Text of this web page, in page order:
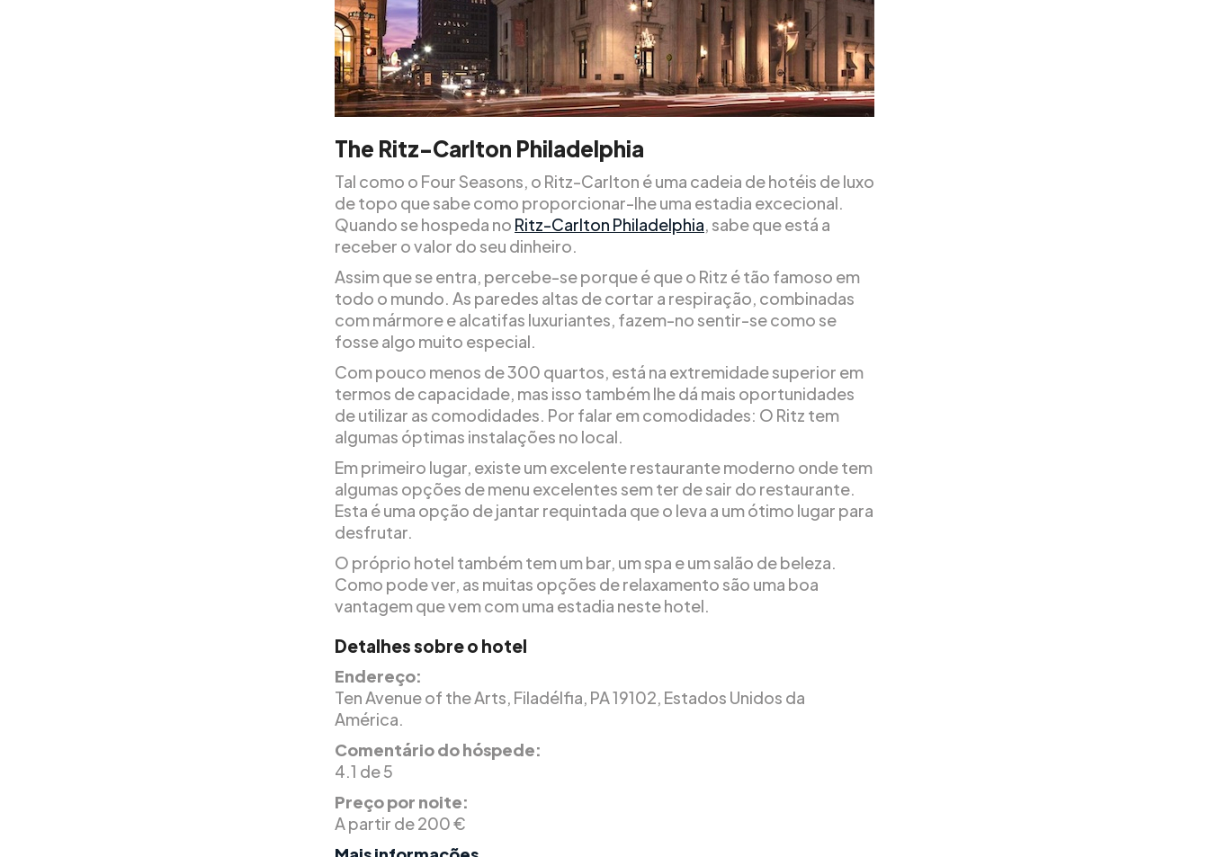
The Ritz-Carlton Philadelphia
Tal como o Four Seasons, o Ritz-Carlton é uma cadeia de hotéis de luxo
de topo que sabe como proporcionar-lhe uma estadia excecional.
Quando se hospeda no Ritz-Carlton Philadelphia, sabe que está a
receber o valor do seu dinheiro.
Assim que se entra, percebe-se porque é que o Ritz é tão famoso em
todo o mundo. As paredes altas de cortar a respiração, combinadas
com mármore e alcatifas luxuriantes, fazem-no sentir-se como se
fosse algo muito especial.
Com pouco menos de 300 quartos, está na extremidade superior em
termos de capacidade, mas isso também lhe dá mais oportunidades
de utilizar as comodidades. Por falar em comodidades: O Ritz tem
algumas óptimas instalações no local.
Em primeiro lugar, existe um excelente restaurante moderno onde tem
algumas opções de menu excelentes sem ter de sair do restaurante.
Esta é uma opção de jantar requintada que o leva a um ótimo lugar para
desfrutar.
O próprio hotel também tem um bar, um spa e um salão de beleza.
Como pode ver, as muitas opções de relaxamento são uma boa
vantagem que vem com uma estadia neste hotel.
Detalhes sobre o hotel
Endereço:
Ten Avenue of the Arts, Filadélfia, PA 19102, Estados Unidos da
América.
Comentário do hóspede:
4.1 de 5
Preço por noite:
A partir de 200 €